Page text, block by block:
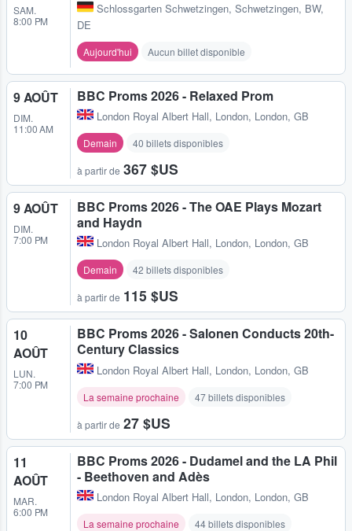
SAM.
8:00 PM
Schlossgarten Schwetzingen, Schwetzingen, BW,
DE
Aujourd'hui Aucun billet disponible
9 AOÛT
DIM.
11:00 AM
BBC Proms 2026 - Relaxed Prom
London Royal Albert Hall, London, London, GB
Demain 40 billets disponibles
à partir de 367 $US
9 AOÛT
DIM.
7:00 PM
BBC Proms 2026 - The OAE Plays Mozart
and Haydn
London Royal Albert Hall, London, London, GB
Demain 42 billets disponibles
à partir de 115 $US
10
AOÛT
LUN.
7:00 PM
BBC Proms 2026 - Salonen Conducts 20th-
Century Classics
London Royal Albert Hall, London, London, GB
La semaine prochaine 47 billets disponibles
à partir de 27 $US
11
AOÛT
MAR.
6:00 PM
BBC Proms 2026 - Dudamel and the LA Phil
- Beethoven and Adès
London Royal Albert Hall, London, London, GB
La semaine prochaine 44 billets disponibles